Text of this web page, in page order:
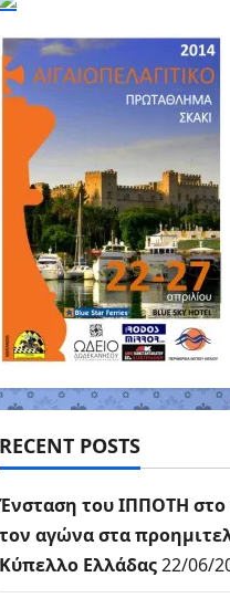
RECENT POSTS
Ένσταση του ΙΠΠΟΤΗ στο
τον αγώνα στα
Κύπελλο Ελλάδας22/06/